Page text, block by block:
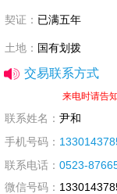
契证： 已满五年
土地： 国有划拨
交易联系方式
来电时请告
联系姓名： 尹和
手机号码：
联系电话： 0523-
微信号码：